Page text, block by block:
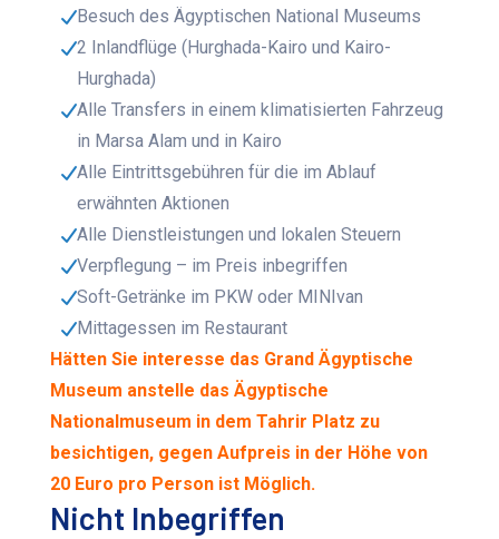
Besuch des Ägyptischen National Museums
2 Inlandflüge (Hurghada-Kairo und Kairo-
Hurghada)
Alle Transfers in einem klimatisierten Fahrzeug
in Marsa Alam und in Kairo
Alle Eintrittsgebühren für die im Ablauf
erwähnten Aktionen
Alle Dienstleistungen und lokalen Steuern
Verpflegung – im Preis inbegriffen
Soft-Getränke im PKW oder MINIvan
Mittagessen im Restaurant
Hätten Sie interesse das Grand Ägyptische
Museum anstelle das Ägyptische
Nationalmuseum in dem Tahrir Platz zu
besichtigen, gegen Aufpreis in der Höhe von
20 Euro pro Person ist Möglich.
Nicht Inbegriffen